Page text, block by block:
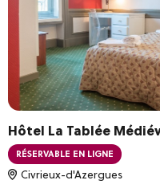
Hôtel La Tablée
RÉSERVABLE EN LIGNE
Civrieux-d'Azergues